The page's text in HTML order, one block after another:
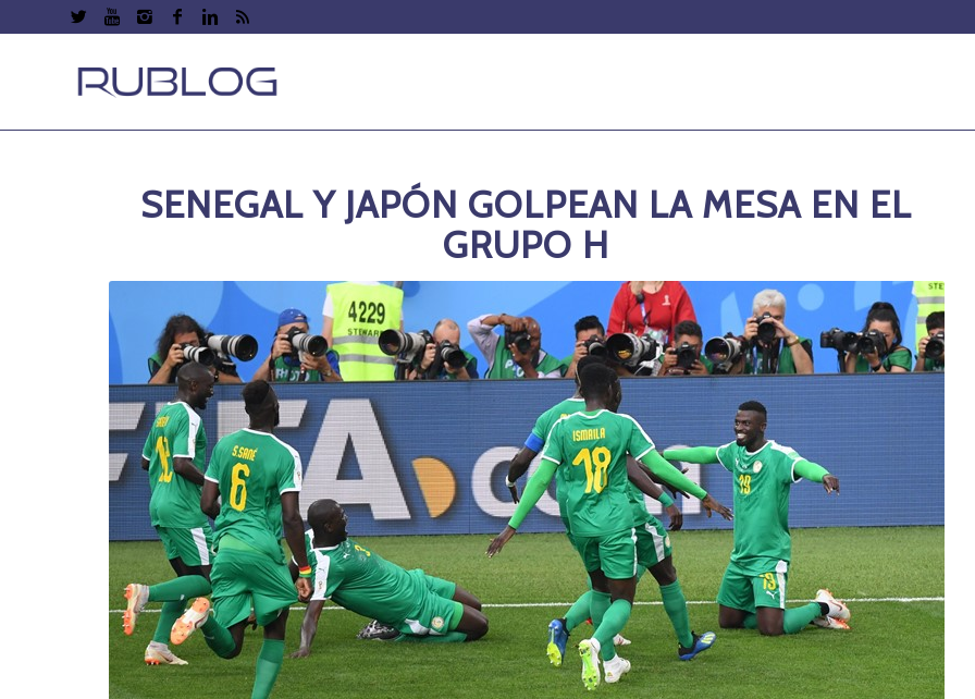
SENEGAL Y JAPÓN GOLPEAN LA MESA EN EL
GRUPO H